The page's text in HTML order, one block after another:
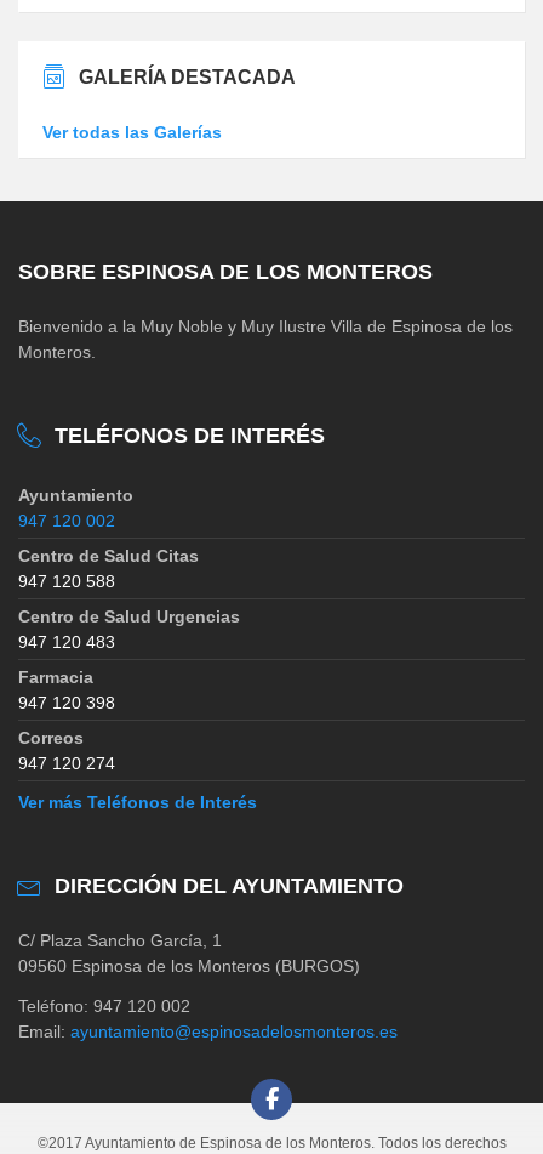
GALERÍA DESTACADA
Ver todas las Galerías
SOBRE ESPINOSA DE LOS MONTEROS
Bienvenido a la Muy Noble y Muy Ilustre Villa de Espinosa de los
Monteros.
TELÉFONOS DE INTERÉS
Ayuntamiento
947 120 002
Centro de Salud Citas
947 120 588
Centro de Salud Urgencias
947 120 483
Farmacia
947 120 398
Correos
947 120 274
Ver más Teléfonos de Interés
DIRECCIÓN DEL AYUNTAMIENTO
C/ Plaza Sancho García, 1
09560 Espinosa de los Monteros (BURGOS)
Teléfono: 947 120 002
Email: ayuntamiento@espinosadelosmonteros.es
©2017 Ayuntamiento de Espinosa de los Monteros. Todos los derechos